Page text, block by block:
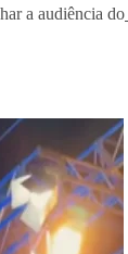
a audiência do